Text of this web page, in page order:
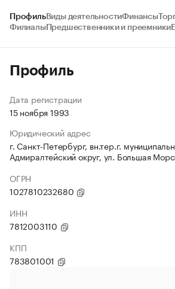
ПрофильВиды деятельностиФинансы
ФилиалыПредшественники и преемники
Профиль
Дата регистрации
15 ноября 1993
Юридический адрес
г. Санкт-Петербург, вн.тер.г.
Адмиралтейский округ, ул. Большая
ОГРН
1027810232680
ИНН
7812003110
КПП
783801001